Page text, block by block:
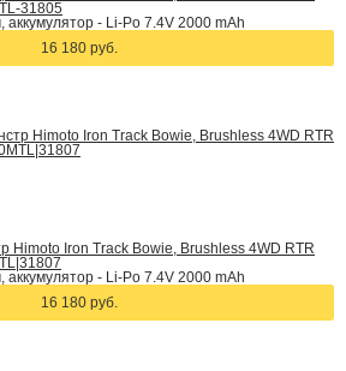
31805
аккумулятор - Li-Po 7.4V 2000 mAh
16 180 руб.
Himoto Iron Track Bowie, Brushless 4WD RTR
аккумулятор - Li-Po 7.4V 2000 mAh
16 180 руб.